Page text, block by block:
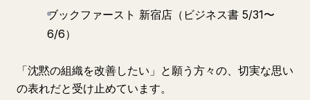
ブックファースト 新宿店（ビジネス書 5/31〜
6/6）
「沈黙の組織を改善したい」と願う方々の、切実な思い
の表れだと受け止めています。